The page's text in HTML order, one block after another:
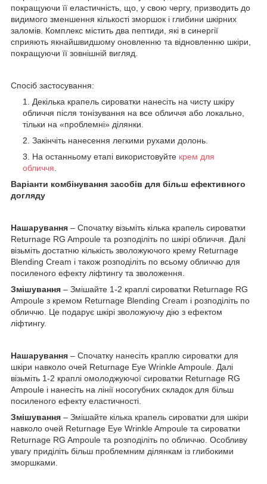
покращуючи її еластичність, що, у свою чергу, призводить до
видимого зменшення кількості зморшок і глибини шкірних
заломів. Комплекс містить два пептиди, які в синергії
сприяють якнайшвидшому оновленню та відновленню шкіри,
покращуючи її зовнішній вигляд.
Спосіб застосування:
Декілька крапель сироватки нанесіть на чисту шкіру
обличчя після тонізування на все обличчя або локально,
тільки на «проблемні» ділянки.
Закінчіть нанесення легкими рухами долонь.
На останньому етапі використовуйте крем для
обличчя.
Варіанти комбінування засобів для більш ефективного
догляду
Нашарування – Спочатку візьміть кілька крапель сироватки
Returnage RG Ampoule та розподіліть по шкірі обличчя. Далі
візьміть достатню кількість зволожуючого крему Returnage
Blending Cream і також розподіліть по всьому обличчю для
посиленого ефекту ліфтингу та зволоження.
Змішування – Змішайте 1-2 краплі сироватки Returnage RG
Ampoule з кремом Returnage Blending Cream і розподіліть по
обличчю. Це подарує шкірі зволожуючу дію з ефектом
ліфтингу.
Нашарування – Спочатку нанесіть краплю сироватки для
шкіри навколо очей Returnage Eye Wrinkle Ampoule. Далі
візьміть 1-2 краплі омолоджуючої сироватки Returnage RG
Ampoule і нанесіть на лінії носогубних складок для більш
посиленого ефекту еластичності.
Змішування – Змішайте кілька крапель сироватки для шкіри
навколо очей Returnage Eye Wrinkle Ampoule та сироватки
Returnage RG Ampoule та розподіліть по обличчю. Особливу
увагу приділіть більш проблемним ділянкам із глибокими
зморшками.